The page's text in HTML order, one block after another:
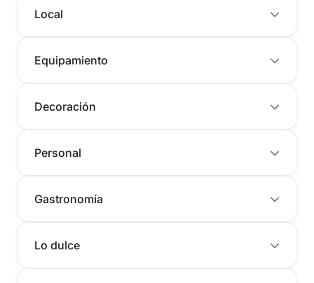
Local
Equipamiento
Decoración
Personal
Gastronomía
Lo dulce